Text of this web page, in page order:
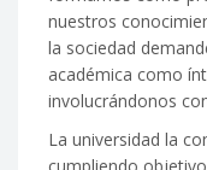
nuestros
la sociedad
académica como
involucrándonos
La universidad la